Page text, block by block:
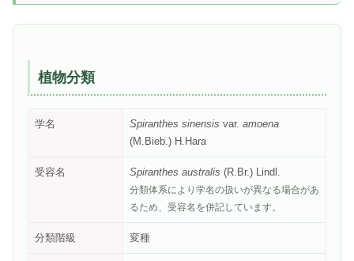
植物分類
学名 Spiranthes sinensis var. amoena
(M.Bieb.) H.Hara
受容名 Spiranthes australis (R.Br.) Lindl.
分類体系により学名の扱いが異なる場合があ
るため、受容名を併記しています。
分類階級 変種